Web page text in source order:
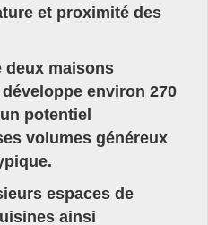
et proximité des
deux maisons
environ 270
potentiel
volumes généreux
espaces de
ainsi